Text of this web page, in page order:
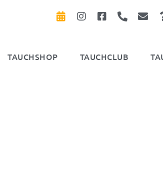
TAUCHSHOP TAUCHCLUB